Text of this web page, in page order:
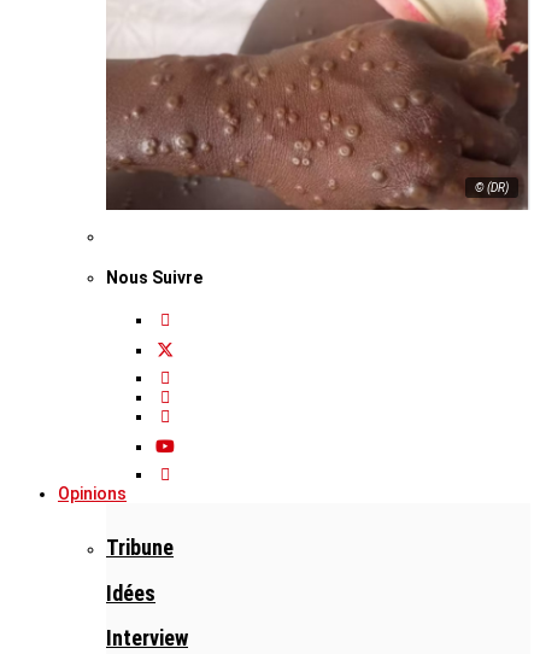
© (DR)
Nous Suivre
Opinions
Tribune
Idées
Interview